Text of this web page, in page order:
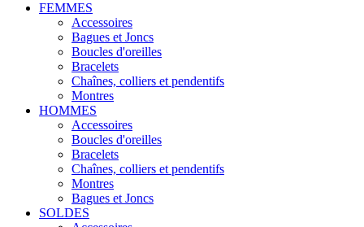
FEMMES
Accessoires
Bagues et Joncs
Boucles d'oreilles
Bracelets
Chaînes, colliers et pendentifs
Montres
HOMMES
Accessoires
Boucles d'oreilles
Bracelets
Chaînes, colliers et pendentifs
Montres
Bagues et Joncs
SOLDES